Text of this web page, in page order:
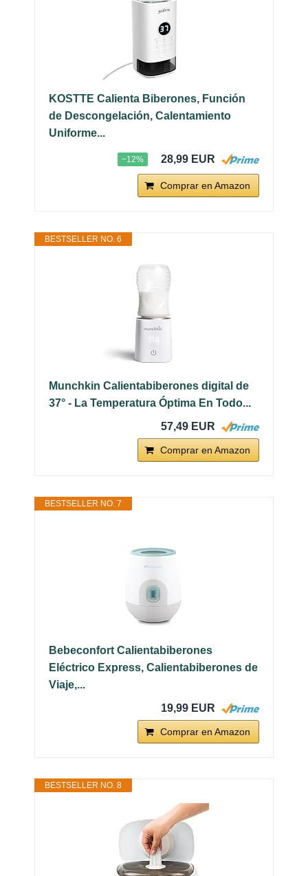
KOSTTE Calienta Biberones, Función
de Descongelación, Calentamiento
Uniforme...
−12% 28,99 EUR
Comprar en Amazon
BESTSELLER NO. 6
Munchkin Calientabiberones digital de
37° - La Temperatura Óptima En Todo...
57,49 EUR
Comprar en Amazon
BESTSELLER NO. 7
Bebeconfort Calientabiberones
Eléctrico Express, Calientabiberones de
Viaje,...
19,99 EUR
Comprar en Amazon
BESTSELLER NO. 8